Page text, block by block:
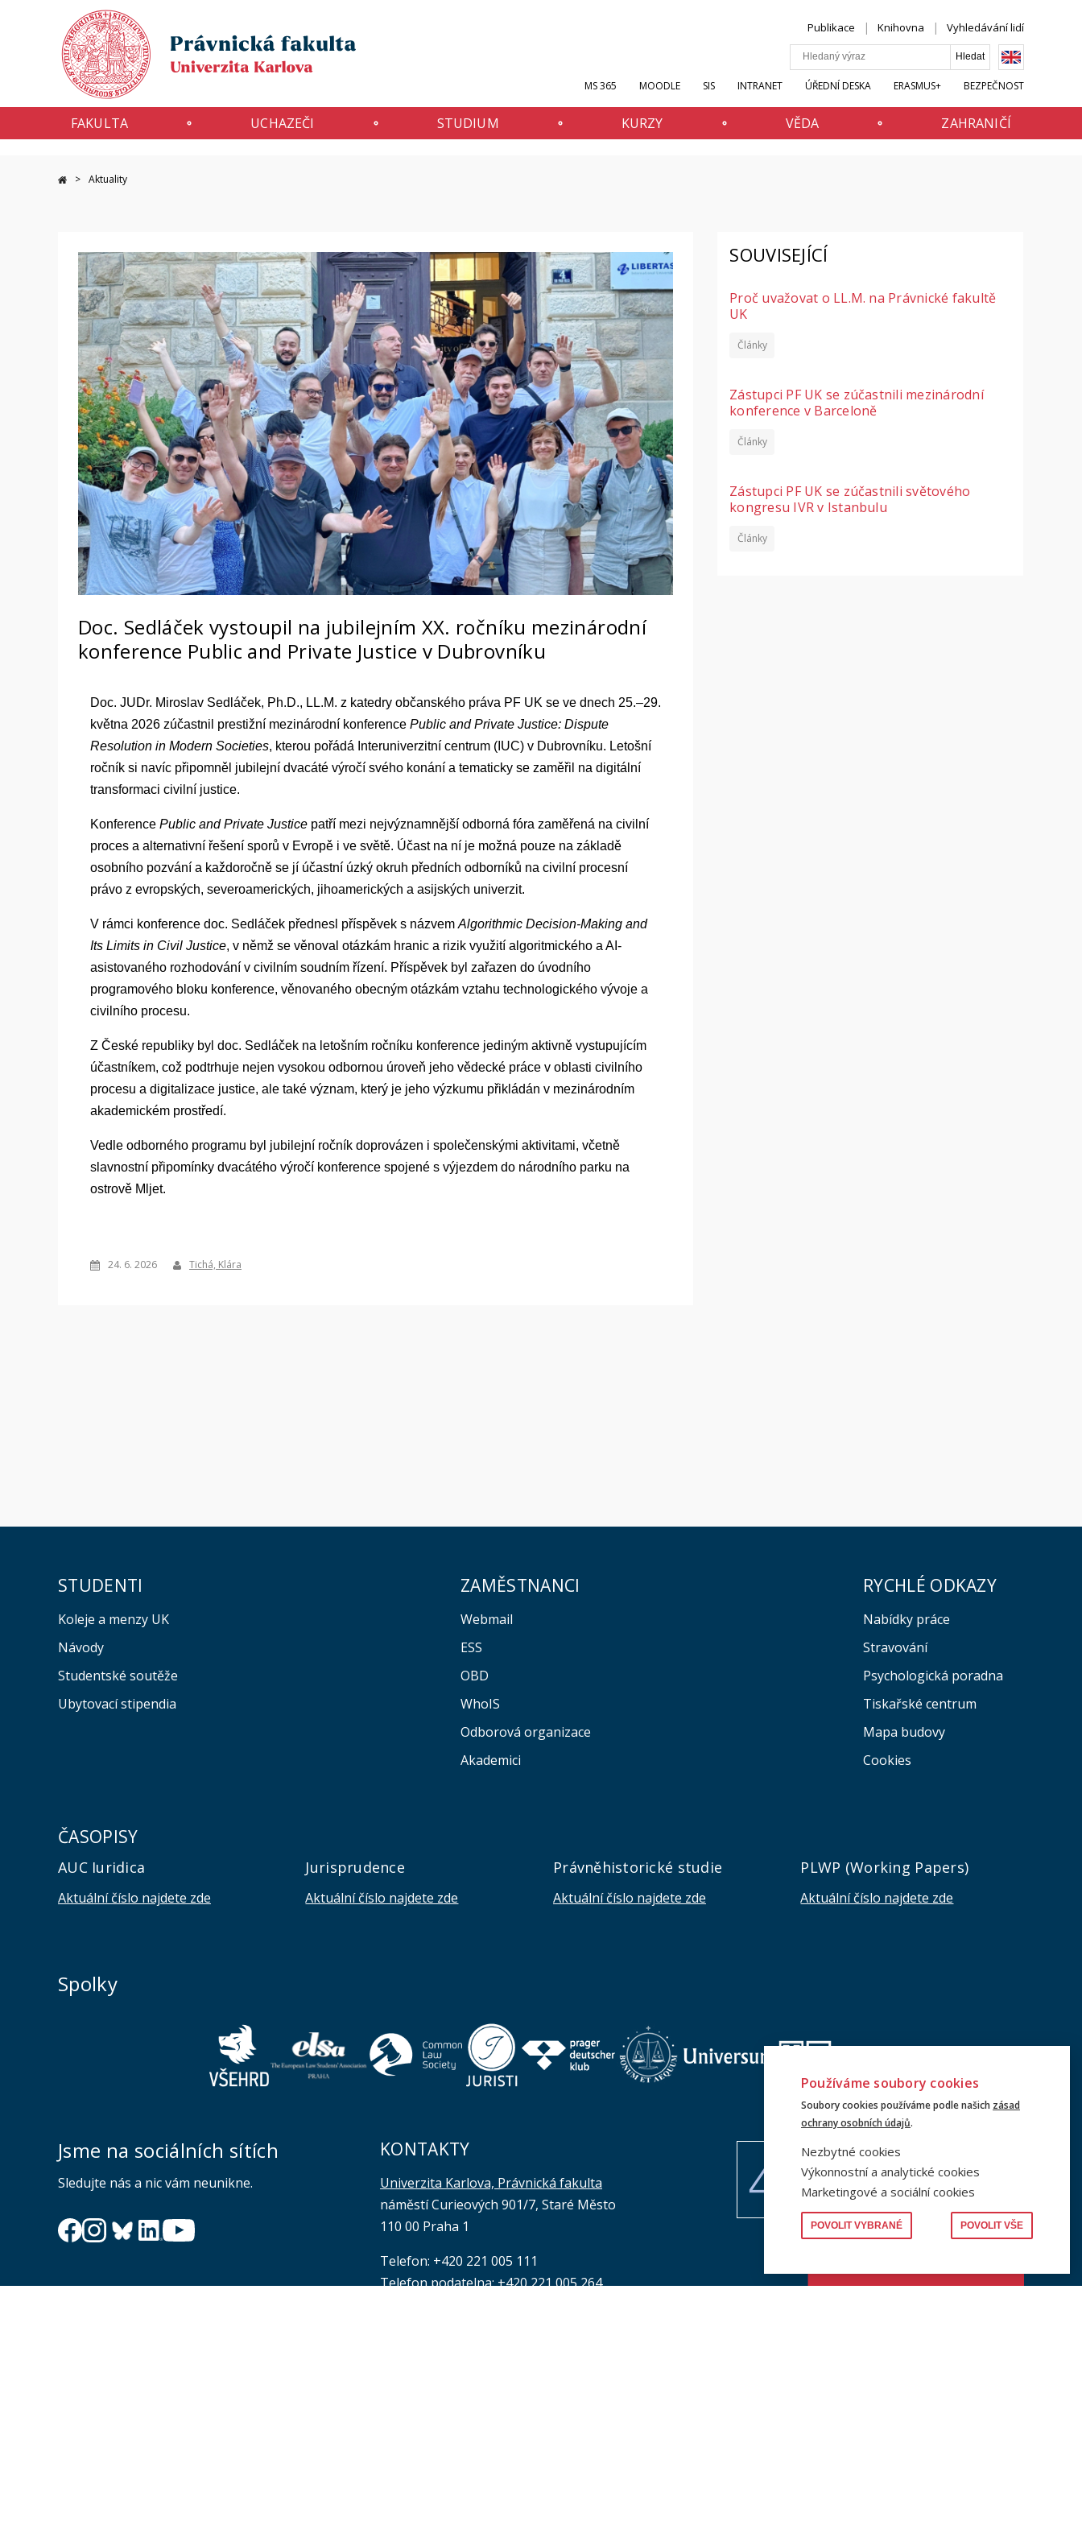
Publikace Knihovna Vyhledávání lidí
MS 365 MOODLE SIS INTRANET ÚŘEDNÍ DESKA ERASMUS+ BEZPEČNOST
FAKULTA UCHAZEČI STUDIUM KURZY VĚDA ZAHRANIČÍ
Aktuality
Doc. Sedláček vystoupil na jubilejním XX. ročníku mezinárodní
konference Public and Private Justice v Dubrovníku
Doc. JUDr. Miroslav Sedláček, Ph.D., LL.M. z katedry občanského práva PF UK se ve dnech 25.–29.
května 2026 zúčastnil prestižní mezinárodní konference Public and Private Justice: Dispute
Resolution in Modern Societies, kterou pořádá Interuniverzitní centrum (IUC) v Dubrovníku. Letošní
ročník si navíc připomněl jubilejní dvacáté výročí svého konání a tematicky se zaměřil na digitální
transformaci civilní justice.
Konference Public and Private Justicepatří mezi nejvýznamnější odborná fóra zaměřená na civilní
proces a alternativní řešení sporů v Evropě i ve světě. Účast na ní je možná pouze na základě
osobního pozvání a každoročně se jí účastní úzký okruh předních odborníků na civilní procesní
právo z evropských, severoamerických, jihoamerických a asijských univerzit.
V rámci konference doc. Sedláček přednesl příspěvek s názvemAlgorithmic Decision-Making and
Its Limits in Civil Justice, v němž se věnoval otázkám hranic a rizik využití algoritmického a AI-
asistovaného rozhodování v civilním soudním řízení. Příspěvek byl zařazen do úvodního
programového bloku konference, věnovaného obecným otázkám vztahu technologického vývoje a
civilního procesu.
Z České republiky byl doc. Sedláček na letošním ročníku konference jediným aktivně vystupujícím
účastníkem, což podtrhuje nejen vysokou odbornou úroveň jeho vědecké práce v oblasti civilního
procesu a digitalizace justice, ale také význam, který je jeho výzkumu přikládán v mezinárodním
akademickém prostředí.
Vedle odborného programu byl jubilejní ročník doprovázen i společenskými aktivitami, včetně
slavnostní připomínky dvacátého výročí konference spojené s výjezdem do národního parku na
ostrově Mljet.
24. 6. 2026 Tichá, Klára
SOUVISEJÍCÍ
Proč uvažovat o LL.M. na Právnické fakultě
UK
Články
Zástupci PF UK se zúčastnili mezinárodní
konference v Barceloně
Články
Zástupci PF UK se zúčastnili světového
kongresu IVR v Istanbulu
Články
STUDENTI
Koleje a menzy UK
Návody
Studentské soutěže
Ubytovací stipendia
ZAMĚSTNANCI
Webmail
ESS
OBD
WhoIS
Odborová organizace
Akademici
RYCHLÉ ODKAZY
Nabídky práce
Stravování
Psychologická poradna
Tiskařské centrum
Mapa budovy
Cookies
ČASOPISY
AUC Iuridica
Aktuální číslo najdete zde
Jurisprudence
Aktuální číslo najdete zde
Právněhistorické studie
Aktuální číslo najdete zde
PLWP (Working Papers)
Aktuální číslo najdete zde
Spolky
Jsme na sociálních sítích
Sledujte nás a nic vám neunikne.
Newsletter
KONTAKTY
Univerzita Karlova, Právnická fakulta
náměstí Curieových 901/7, Staré Město
110 00 Praha 1
Telefon: +420 221 005 111
Telefon podatelna:+420 221 005 264
Používáme soubory cookies
Soubory cookies používáme podle našich zásad
ochrany osobních údajů.
Nezbytné cookies
Výkonnostní a analytické cookies
Marketingové a sociální cookies
POVOLIT VYBRANÉ POVOLIT VŠE